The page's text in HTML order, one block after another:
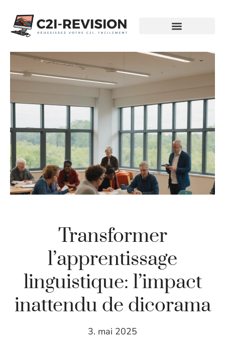
Transformer
l’apprentissage
linguistique: l’impact
inattendu de dicorama
3. mai 2025